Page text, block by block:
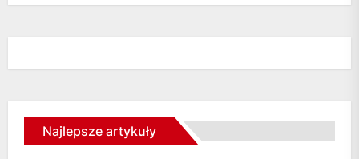
Najlepsze artykuły